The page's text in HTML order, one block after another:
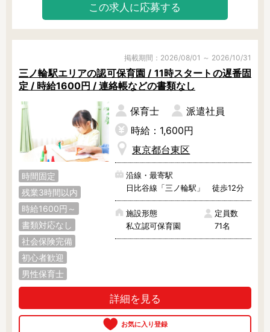
この求人に応募する
掲載期間：2026/08/01 ～ 2026/10/31
三ノ輪駅エリアの認可保育園 / 11時スタートの遅番固
定 / 時給1600円 / 連絡帳などの書類なし
時間固定
残業3時間以内
時給1600円～
書類対応なし
社会保険完備
初心者歓迎
男性保育士
保育士
派遣社員
時給：1,600円
東京都台東区
沿線・最寄駅
日比谷線「三ノ輪駅」 徒歩12分
施設形態
私立認可保育園
定員数
71名
詳細を見る